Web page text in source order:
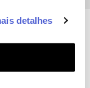
e
interesses
gerir a
detalhes